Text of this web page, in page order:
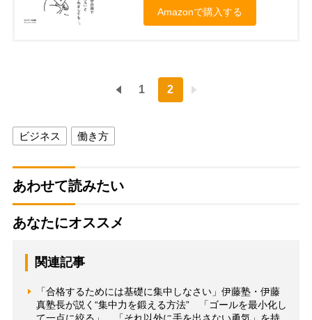
Amazonで購入する
1 2
ビジネス 働き方
あわせて読みたい
あなたにオススメ
関連記事
「合格するためには基礎に集中しなさい」伊藤塾・伊藤
真塾長が説く“集中力を鍛える方法” 「ゴールを最小化し
て一点に絞る」、「それ以外に手を出さない勇気」を持